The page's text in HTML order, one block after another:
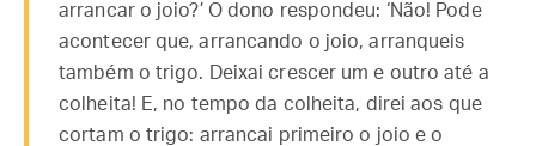
arrancar o joio?’ O dono respondeu: ‘Não! Pode
acontecer que, arrancando o joio, arranqueis
também o trigo. Deixai crescer um e outro até a
colheita! E, no tempo da colheita, direi aos que
cortam o trigo: arrancai primeiro o joio e o